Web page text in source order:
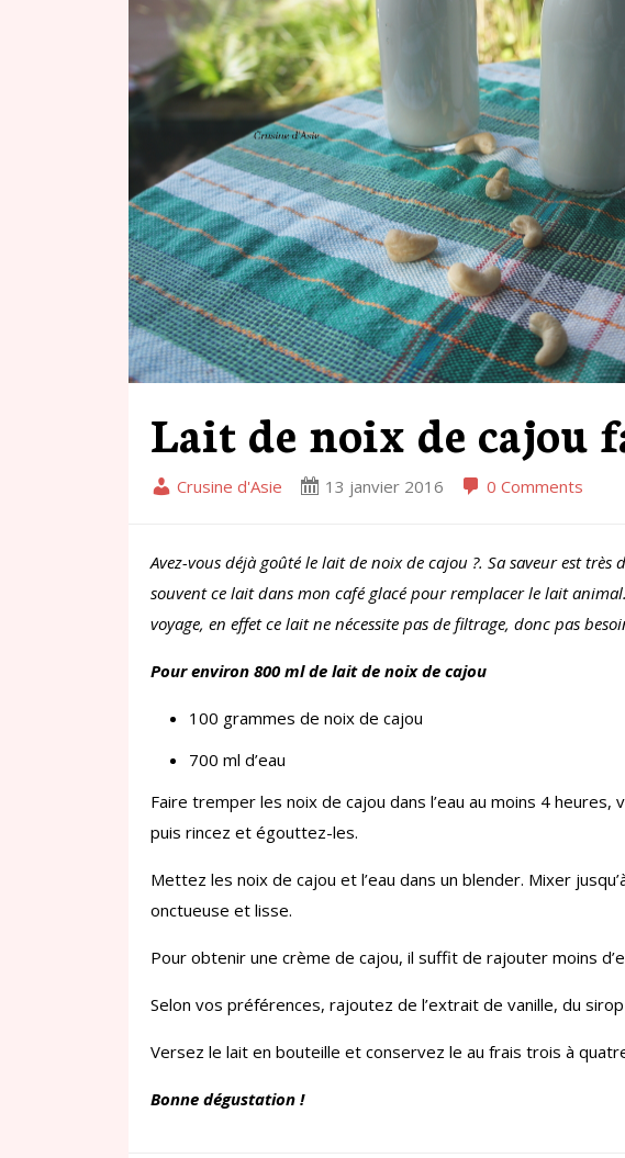
Lait de noix de cajou
Crusine d'Asie 13 janvier 2016 0 Comments
Avez-vous déjà goûté le lait de noix de cajou ?. Sa saveur est très
souvent ce lait dans mon café glacé pour remplacer le lait
voyage, en effet ce lait ne nécessite pas de filtrage, donc pas
Pour environ 800 ml de lait de noix de cajou
100 grammes de noix de cajou
700 ml d’eau
Faire tremper les noix de cajou dans l’eau au moins 4 heures,
puis rincez et égouttez-les.
Mettez les noix de cajou et l’eau dans un blender. Mixer
onctueuse et lisse.
Pour obtenir une crème de cajou, il suffit de rajouter moins
Selon vos préférences, rajoutez de l’extrait de vanille, du
Versez le lait en bouteille et conservez le au frais trois à
Bonne dégustation !